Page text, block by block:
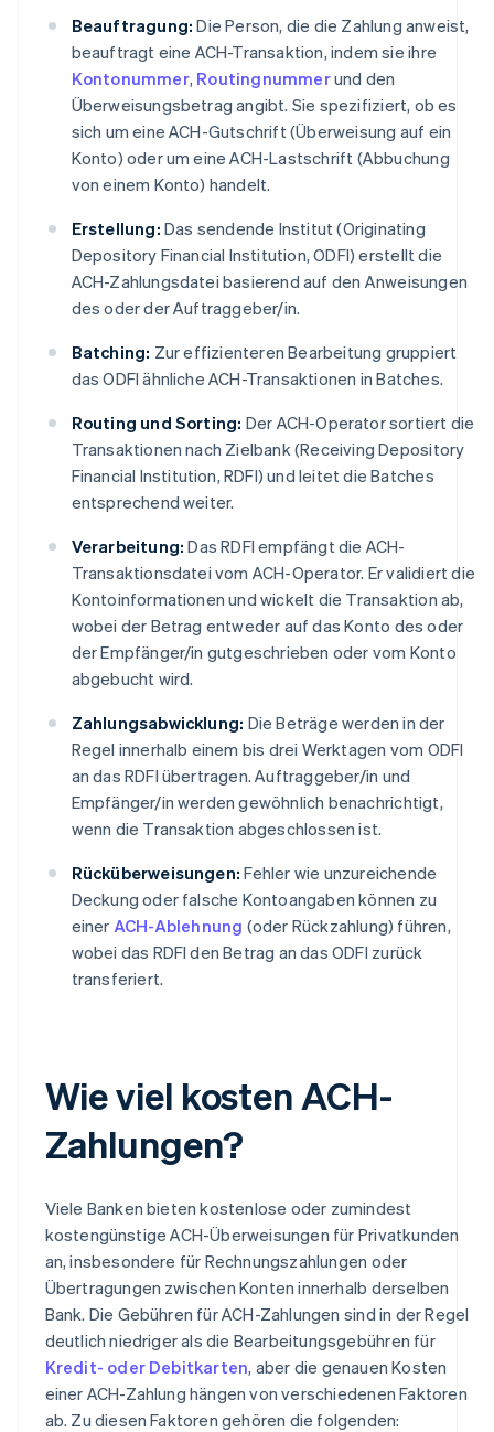
Beauftragung: Die Person, die die Zahlung anweist,
beauftragt eine ACH-Transaktion, indem sie ihre
Kontonummer, Routingnummerund den
Überweisungsbetrag angibt. Sie spezifiziert, ob es
sich um eine ACH-Gutschrift (Überweisung auf ein
Konto) oder um eine ACH-Lastschrift (Abbuchung
von einem Konto) handelt.
Erstellung: Das sendende Institut (Originating
Depository Financial Institution, ODFI) erstellt die
ACH-Zahlungsdatei basierend auf den Anweisungen
des oder der Auftraggeber/in.
Batching: Zur effizienteren Bearbeitung gruppiert
das ODFI ähnliche ACH-Transaktionen in Batches.
Routing und Sorting: Der ACH-Operator sortiert die
Transaktionen nach Zielbank (Receiving Depository
Financial Institution, RDFI) und leitet die Batches
entsprechend weiter.
Verarbeitung: Das RDFI empfängt die ACH-
Transaktionsdatei vom ACH-Operator. Er validiert die
Kontoinformationen und wickelt die Transaktion ab,
wobei der Betrag entweder auf das Konto des oder
der Empfänger/in gutgeschrieben oder vom Konto
abgebucht wird.
Zahlungsabwicklung: Die Beträge werden in der
Regel innerhalb einem bis drei Werktagen vom ODFI
an das RDFI übertragen. Auftraggeber/in und
Empfänger/in werden gewöhnlich benachrichtigt,
wenn die Transaktion abgeschlossen ist.
Rücküberweisungen: Fehler wie unzureichende
Deckung oder falsche Kontoangaben können zu
einer ACH-Ablehnung (oder Rückzahlung) führen,
wobei das RDFI den Betrag an das ODFI zurück
transferiert.
Wie viel kosten ACH-
Zahlungen?
Viele Banken bieten kostenlose oder zumindest
kostengünstige ACH-Überweisungen für Privatkunden
an, insbesondere für Rechnungszahlungen oder
Übertragungen zwischen Konten innerhalb derselben
Bank. Die Gebühren für ACH-Zahlungen sind in der Regel
deutlich niedriger als die Bearbeitungsgebühren für
Kredit- oder Debitkarten, aber die genauen Kosten
einer ACH-Zahlung hängen von verschiedenen Faktoren
ab. Zu diesen Faktoren gehören die folgenden: